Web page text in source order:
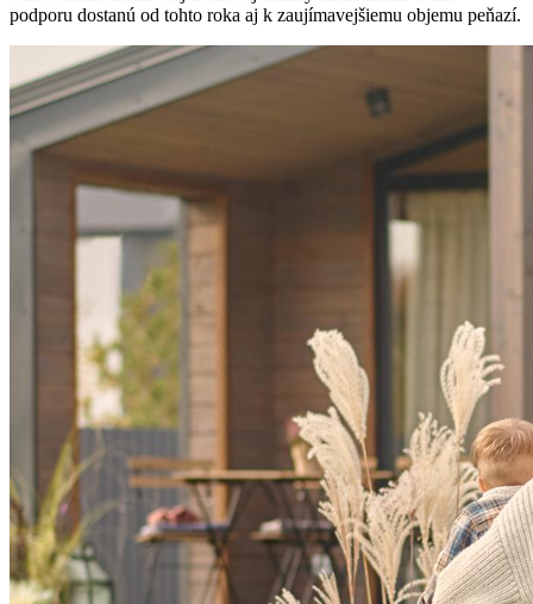
podporu dostanú od tohto roka aj k zaujímavejšiemu objemu peňazí.